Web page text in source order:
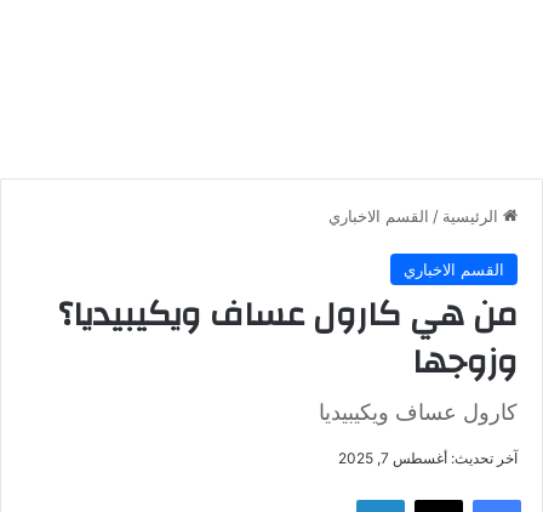
الرئيسية / القسم الاخباري
القسم الاخباري
من هي كارول عساف ويكيبيديا؟
وزوجها
كارول عساف ويكيبيديا
آخر تحديث: أغسطس 7, 2025
فيسبوك ‫X لينكدإن